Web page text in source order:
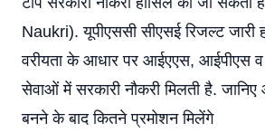
Naukri). यूपीएससी सीएसई रिजल्ट
वरीयता के आधार पर आईएएस, आईपीएस
सेवाओं में सरकारी नौकरी मिलती है.
बनने के बाद कितने प्रमोशन मिलेंगे